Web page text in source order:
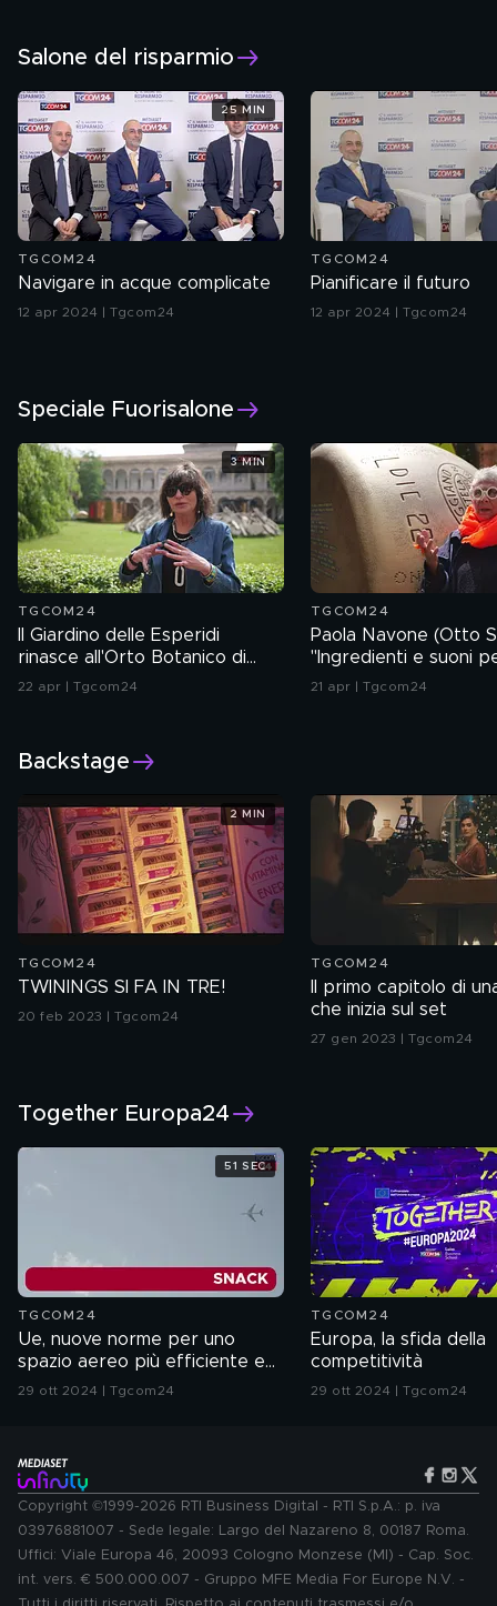
Salone del risparmio
TGCOM24
Navigare in acque complicate
12 apr 2024 | Tgcom24
25 MIN
TGCOM24
Pianificare il futuro
12 apr 2024 | Tgcom24
Speciale Fuorisalone
TGCOM24
Il Giardino delle Esperidi
rinasce all'Orto Botanico di
Milano
22 apr | Tgcom24
3 MIN
TGCOM24
Paola Navone (Otto
"Ingredienti e suoni
raccontare il
21 apr | Tgcom24
Backstage
TGCOM24
TWININGS SI FA IN TRE!
20 feb 2023 | Tgcom24
2 MIN
TGCOM24
Il primo capitolo di
che inizia sul set
27 gen 2023 | Tgcom24
Together Europa24
TGCOM24
Ue, nuove norme per uno
spazio aereo più efficiente e
verde
29 ott 2024 | Tgcom24
51 SEC
TGCOM24
Europa, la sfida della
competitività
29 ott 2024 | Tgcom24
Copyright ©1999-2026 RTI Business Digital - RTI S.p.A.: p. iva
03976881007 - Sede legale: Largo del Nazareno 8, 00187 Roma.
Uffici: Viale Europa 46, 20093 Cologno Monzese (MI) - Cap. Soc.
int. vers. € 500.000.007 - Gruppo MFE Media For Europe N.V. -